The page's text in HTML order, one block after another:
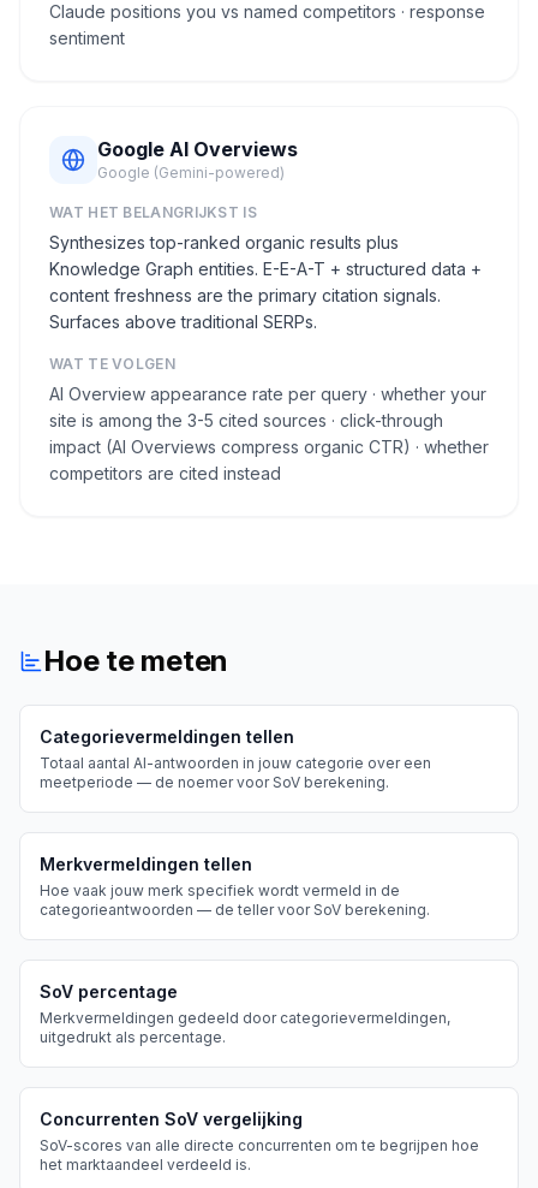
Claude positions you vs named competitors · response
sentiment
Google AI Overviews
Google (Gemini-powered)
WAT HET BELANGRIJKST IS
Synthesizes top-ranked organic results plus
Knowledge Graph entities. E-E-A-T + structured data +
content freshness are the primary citation signals.
Surfaces above traditional SERPs.
WAT TE VOLGEN
AI Overview appearance rate per query · whether your
site is among the 3-5 cited sources · click-through
impact (AI Overviews compress organic CTR) · whether
competitors are cited instead
Hoe te meten
Categorievermeldingen tellen
Totaal aantal AI-antwoorden in jouw categorie over een
meetperiode — de noemer voor SoV berekening.
Merkvermeldingen tellen
Hoe vaak jouw merk specifiek wordt vermeld in de
categorieantwoorden — de teller voor SoV berekening.
SoV percentage
Merkvermeldingen gedeeld door categorievermeldingen,
uitgedrukt als percentage.
Concurrenten SoV vergelijking
SoV-scores van alle directe concurrenten om te begrijpen hoe
het marktaandeel verdeeld is.